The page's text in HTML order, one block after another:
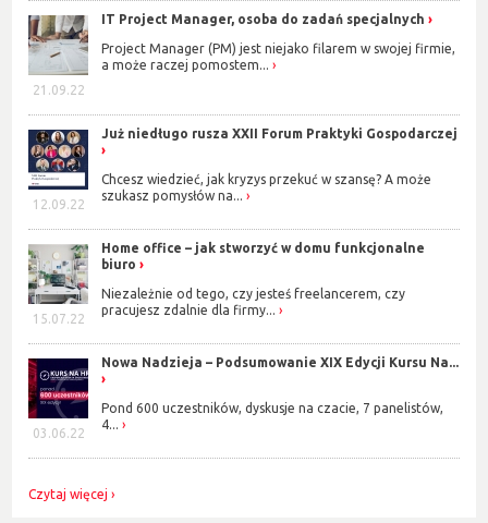
21.09.22
IT Project Manager, osoba do zadań specjalnych
Project Manager (PM) jest niejako filarem w swojej firmie,
a może raczej pomostem...
12.09.22
Już niedługo rusza XXII Forum Praktyki Gospodarczej
Chcesz wiedzieć, jak kryzys przekuć w szansę? A może
szukasz pomysłów na...
15.07.22
Home office – jak stworzyć w domu funkcjonalne
biuro
Niezależnie od tego, czy jesteś freelancerem, czy
pracujesz zdalnie dla firmy...
03.06.22
Nowa Nadzieja – Podsumowanie XIX Edycji Kursu Na...
Pond 600 uczestników, dyskusje na czacie, 7 panelistów,
4...
Czytaj więcej